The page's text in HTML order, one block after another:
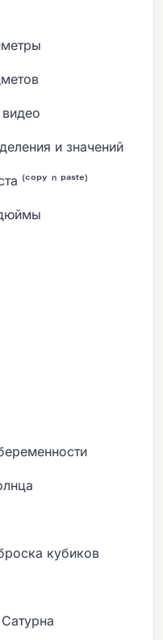
и значений
ⁿ ᵖᵃˢᵗᵉ⁾
кубиков